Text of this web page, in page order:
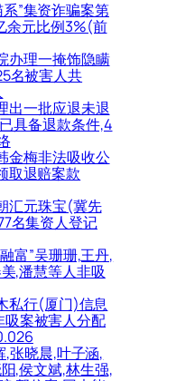
”集资诈骗案第
余元比例3%(前
办理一掩饰隐瞒
名被害人共
出一批应退未退
具备退款条件,4
金梅非法吸收公
取退赔案款
汇元珠宝(冀先
名集资人登记
富”吴珊珊,王丹,
,潘慧等人非吸
私行(厦门)信息
案被害人分配
,张晓晨,叶子涵,
,侯文斌,林生强,